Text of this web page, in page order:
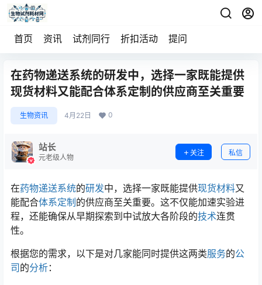
首页 资讯 试剂同行 折扣活动 提问
在药物递送系统的研发中，选择一家既能提供
现货材料又能配合体系定制的供应商至关重要
生物资讯 4月22日 0
站长
元老级人物
关注 私信
在药物递送系统的研发中，选择一家既能提供现货材料又
能配合体系定制 的供应商至关重要。这不仅能加速实验进
程，还能确保从早期探索到中试放大各阶段的技术连贯
性。
根据您的需求，以下是对几家能同时提供这两类服务的公
司 的分析：